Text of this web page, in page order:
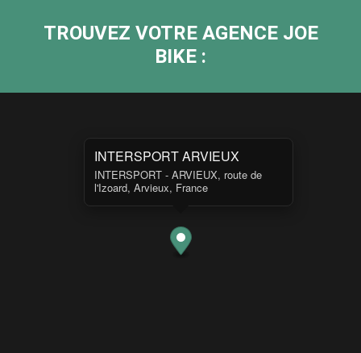
TROUVEZ VOTRE AGENCE JOE
BIKE :
INTERSPORT ARVIEUX
INTERSPORT - ARVIEUX, route de
l'Izoard, Arvieux, France